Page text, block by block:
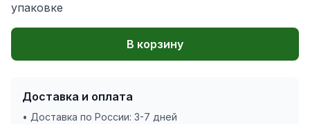
упаковке
В корзину
Доставка и оплата
• Доставка по России: 3-7 дней